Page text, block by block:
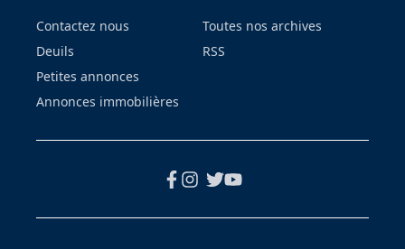
Contactez nous
Deuils
Petites annonces
Annonces immobilières
Toutes nos archives
RSS